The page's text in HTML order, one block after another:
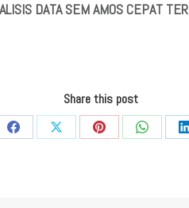
DATA SEM AMOS CEPAT
Share this post
Share
Share
Share
Share